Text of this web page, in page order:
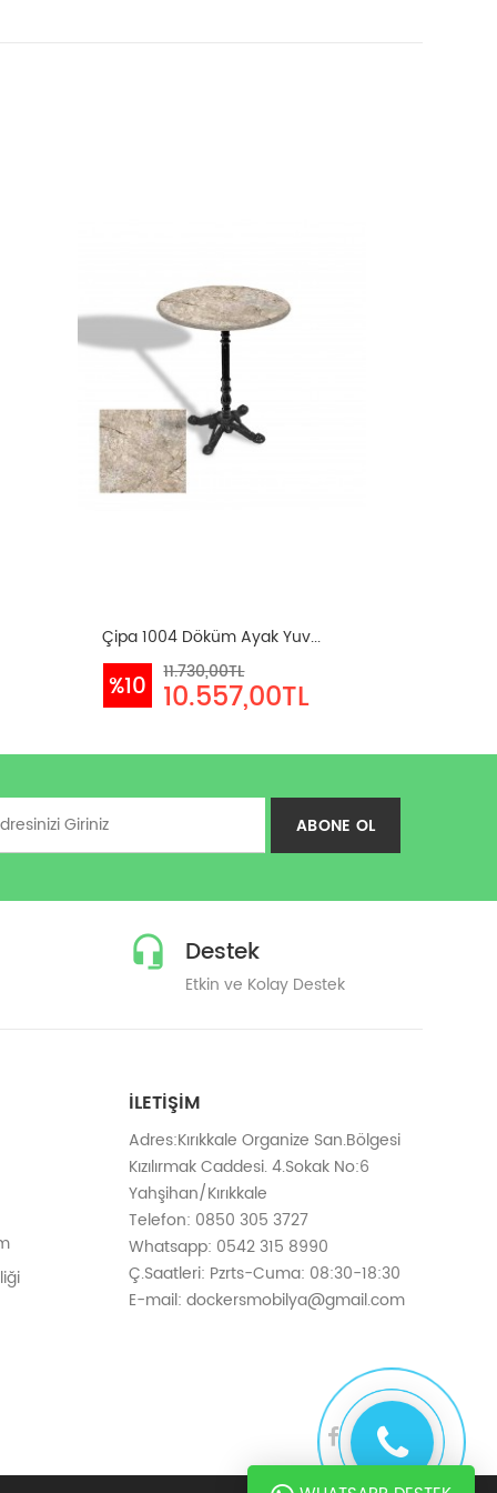
Çipa 1004 Döküm Ayak Yuv...
%10 11.730,00TL
10.557,00TL
ABONE OL
Destek
Etkin ve Kolay Destek
İLETIŞIM
Adres:Kırıkkale Organize San.Bölgesi
Kızılırmak Caddesi. 4.Sokak No:6
Yahşihan/Kırıkkale
Telefon: 0850 305 3727
Whatsapp: 0542 315 8990
Ç.Saatleri: Pzrts-Cuma: 08:30-18:30
E-mail: dockersmobilya@gmail.com